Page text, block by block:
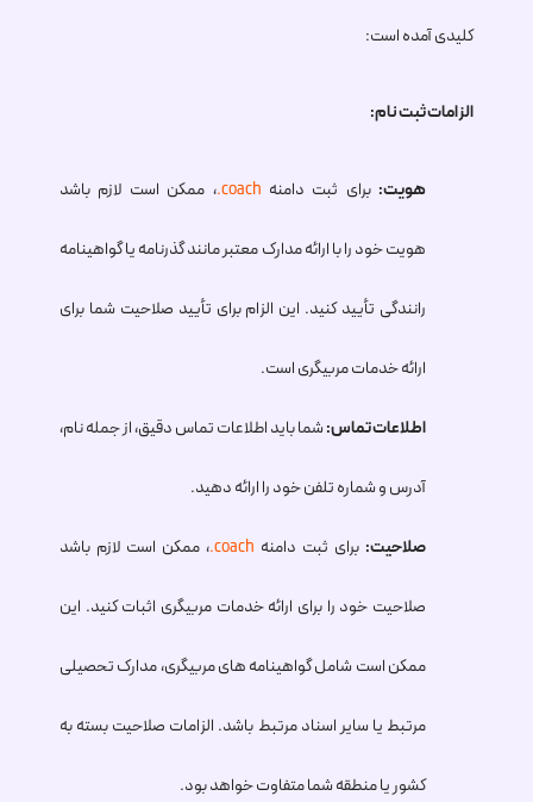
کلیدی آمده است:
الزامات ثبت نام:
هویت: برای ثبت دامنه .coach، ممکن است لازم باشد
هویت خود را با ارائه مدارک معتبر مانند گذرنامه یا گواهینامه
رانندگی تأیید کنید. این الزام برای تأیید صلاحیت شما برای
ارائه خدمات مربیگری است.
اطلاعات تماس:شما باید اطلاعات تماس دقیق، از جمله نام،
آدرس و شماره تلفن خود را ارائه دهید.
صلاحیت: برای ثبت دامنه .coach، ممکن است لازم باشد
صلاحیت خود را برای ارائه خدمات مربیگری اثبات کنید. این
ممکن است شامل گواهینامه های مربیگری، مدارک تحصیلی
مرتبط یا سایر اسناد مرتبط باشد. الزامات صلاحیت بسته به
کشور یا منطقه شما متفاوت خواهد بود.